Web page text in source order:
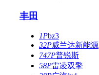
丰田
1Pbz3
32P威兰达新能源
747P普锐斯
58P雷凌双擎